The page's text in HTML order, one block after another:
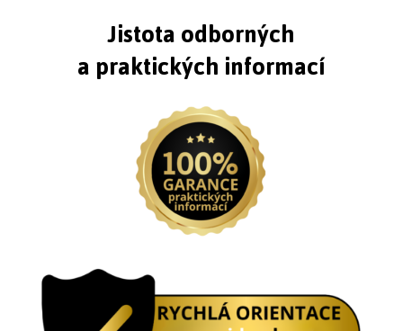
Jistota odborných
a praktických informací